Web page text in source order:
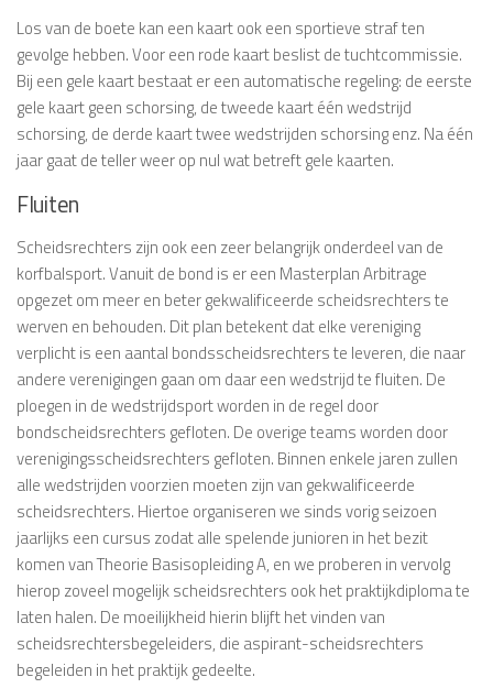
Los van de boete kan een kaart ook een sportieve straf ten
gevolge hebben. Voor een rode kaart beslist de tuchtcommissie.
Bij een gele kaart bestaat er een automatische regeling: de eerste
gele kaart geen schorsing, de tweede kaart één wedstrijd
schorsing, de derde kaart twee wedstrijden schorsing enz. Na één
jaar gaat de teller weer op nul wat betreft gele kaarten.
Fluiten
Scheidsrechters zijn ook een zeer belangrijk onderdeel van de
korfbalsport. Vanuit de bond is er een Masterplan Arbitrage
opgezet om meer en beter gekwalificeerde scheidsrechters te
werven en behouden. Dit plan betekent dat elke vereniging
verplicht is een aantal bondsscheidsrechters te leveren, die naar
andere verenigingen gaan om daar een wedstrijd te fluiten. De
ploegen in de wedstrijdsport worden in de regel door
bondscheidsrechters gefloten. De overige teams worden door
verenigingsscheidsrechters gefloten. Binnen enkele jaren zullen
alle wedstrijden voorzien moeten zijn van gekwalificeerde
scheidsrechters. Hiertoe organiseren we sinds vorig seizoen
jaarlijks een cursus zodat alle spelende junioren in het bezit
komen van Theorie Basisopleiding A, en we proberen in vervolg
hierop zoveel mogelijk scheidsrechters ook het praktijkdiploma te
laten halen. De moeilijkheid hierin blijft het vinden van
scheidsrechtersbegeleiders, die aspirant-scheidsrechters
begeleiden in het praktijk gedeelte.